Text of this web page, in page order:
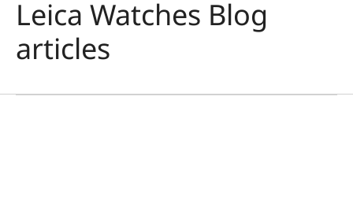
Leica Watches Blog
articles